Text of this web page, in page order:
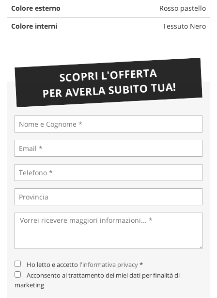
Colore esterno
Rosso pastello
Colore interni
Tessuto Nero
SCOPRI L'OFFERTA
PER AVERLA SUBITO TUA!
Ho letto e accetto l'informativa privacy*
Acconsento al trattamento dei miei dati per finalità di
marketing